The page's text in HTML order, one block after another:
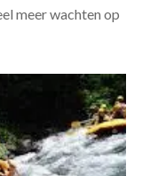
meer wachten op